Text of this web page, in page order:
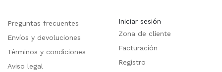
Preguntas frecuentes
Envíos y devoluciones
Términos y condiciones
Aviso legal
Iniciar sesión
Zona de cliente
Facturación
Registro